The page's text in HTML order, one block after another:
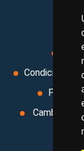
Condiciones
Política
Cambiar